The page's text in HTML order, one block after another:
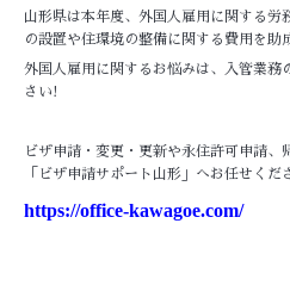
山形県は本年度、外国人雇用に関する
の設置や住環境の整備に関する費用を助
外国人雇用に関するお悩みは、入管業務
さい!
ビザ申請・変更・更新や永住許可申請、
「ビザ申請サポート山形」へお任せくだ
https://office-kawagoe.com/